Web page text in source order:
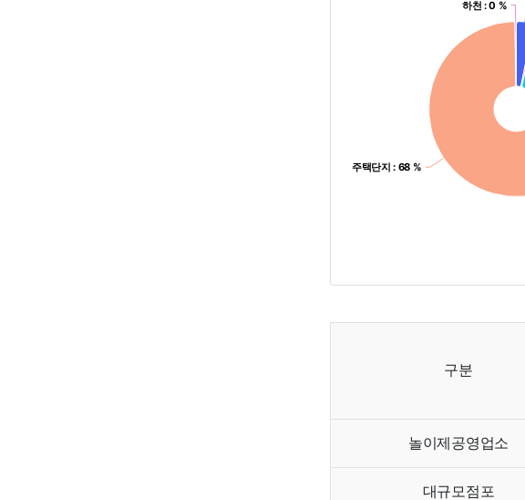
주택단지 : 68 %
주택단지 : 68 %
하천 : 0 %
하천 : 0 %
구분
놀이제공영업소
대규모점포